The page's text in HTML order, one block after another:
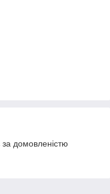
домовленістю